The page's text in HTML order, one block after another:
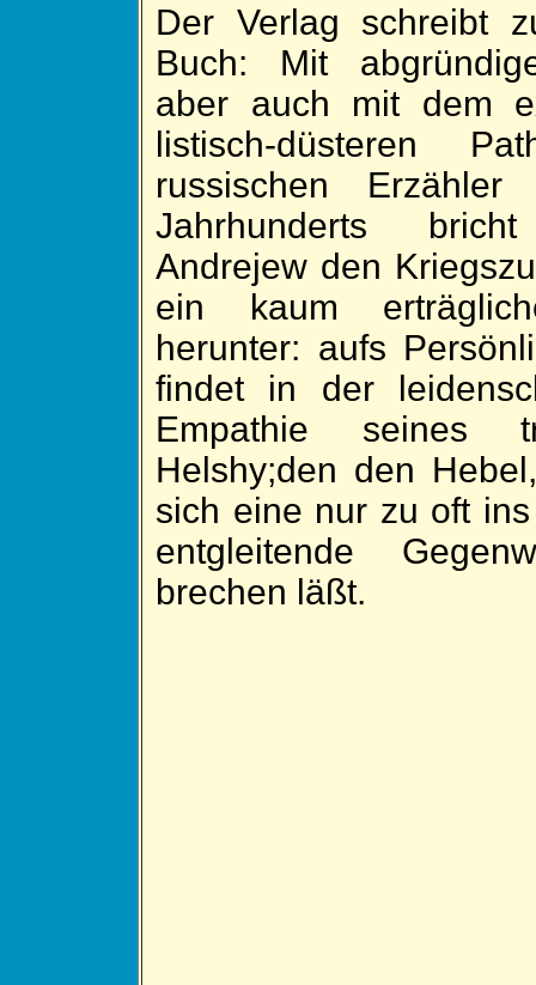
Der Ver­lag schreibt
Buch: Mit
aber auch mit dem
listisch-düsteren
russischen
Jahr­hun­derts
Andrejew den
ein kaum
herunter: aufs
findet in der
Em­pa­thie seines
Helshy;den den
sich eine nur zu oft
ent­glei­tende
brechen läßt.